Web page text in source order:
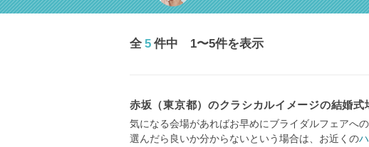
全 5 件中 1〜5件を表示
赤坂（東京都）のクラシカルイメージの結婚
気になる会場があればお早めにブライダルフェアへ
選んだら良いか分からないという場合は、お近くの